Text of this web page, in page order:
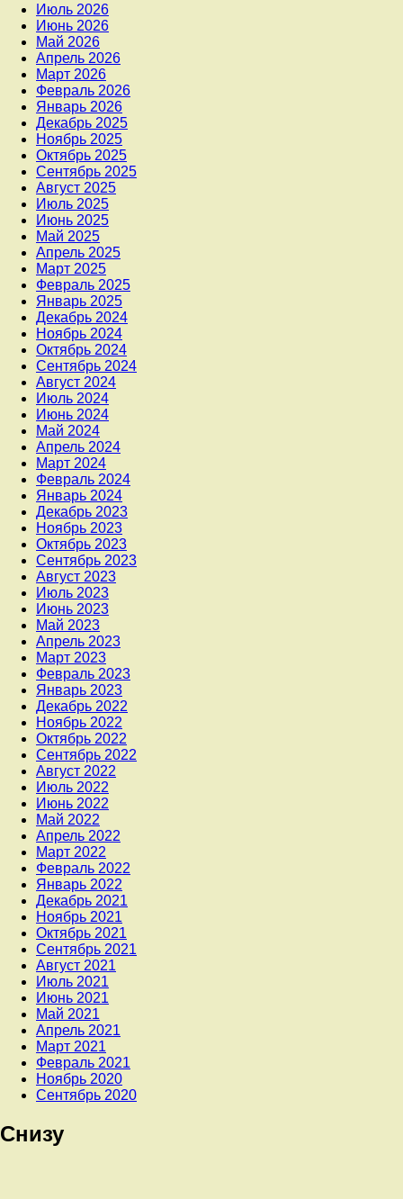
Июль 2026
Июнь 2026
Май 2026
Апрель 2026
Март 2026
Февраль 2026
Январь 2026
Декабрь 2025
Ноябрь 2025
Октябрь 2025
Сентябрь 2025
Август 2025
Июль 2025
Июнь 2025
Май 2025
Апрель 2025
Март 2025
Февраль 2025
Январь 2025
Декабрь 2024
Ноябрь 2024
Октябрь 2024
Сентябрь 2024
Август 2024
Июль 2024
Июнь 2024
Май 2024
Апрель 2024
Март 2024
Февраль 2024
Январь 2024
Декабрь 2023
Ноябрь 2023
Октябрь 2023
Сентябрь 2023
Август 2023
Июль 2023
Июнь 2023
Май 2023
Апрель 2023
Март 2023
Февраль 2023
Январь 2023
Декабрь 2022
Ноябрь 2022
Октябрь 2022
Сентябрь 2022
Август 2022
Июль 2022
Июнь 2022
Май 2022
Апрель 2022
Март 2022
Февраль 2022
Январь 2022
Декабрь 2021
Ноябрь 2021
Октябрь 2021
Сентябрь 2021
Август 2021
Июль 2021
Июнь 2021
Май 2021
Апрель 2021
Март 2021
Февраль 2021
Ноябрь 2020
Сентябрь 2020
Снизу